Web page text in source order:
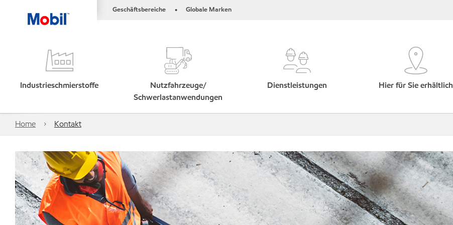
Geschäftsbereiche • Globale Marken
Industrieschmierstoffe
Nutzfahrzeuge/
Schwerlastanwendungen
Dienstleistungen Hier für Sie erhältlich
Home Kontakt